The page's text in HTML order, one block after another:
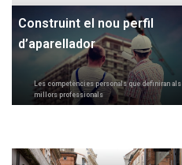
Construint el nou perfil
d’aparellador
Les competències personals que definiran als
millors professionals